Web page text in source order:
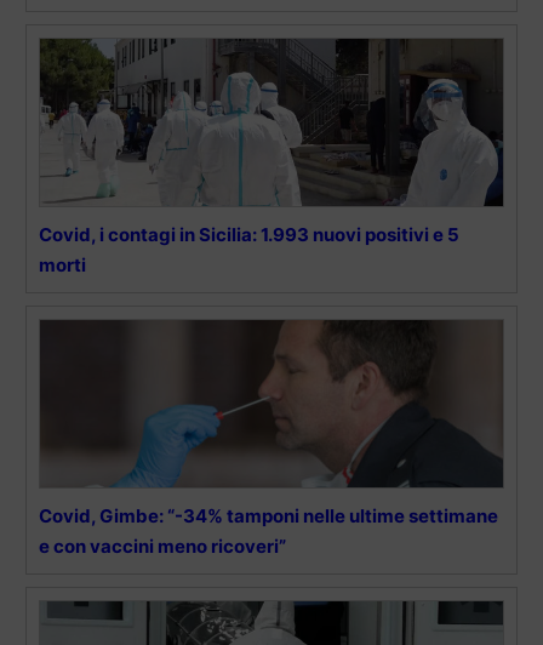
Covid, i contagi in Sicilia: 1.993 nuovi positivi e 5
morti
Covid, Gimbe: “-34% tamponi nelle ultime settimane
e con vaccini meno ricoveri”